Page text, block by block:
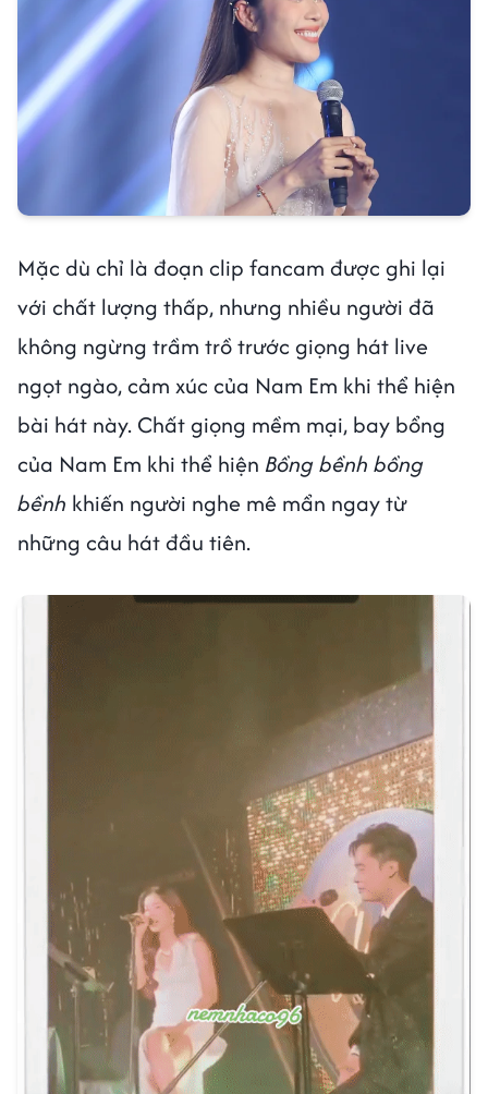
Mặc dù chỉ là đoạn clip fancam được ghi lại
với chất lượng thấp, nhưng nhiều người đã
không ngừng trầm trồ trước giọng hát live
ngọt ngào, cảm xúc của Nam Em khi thể hiện
bài hát này. Chất giọng mềm mại, bay bổng
của Nam Em khi thể hiện Bồng bềnh bồng
bềnh khiến người nghe mê mẩn ngay từ
những câu hát đầu tiên.